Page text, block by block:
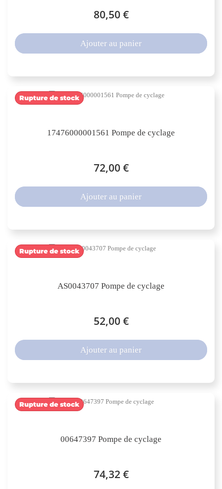
80,50 €
Ajouter au panier
17476000001561 Pompe de cyclage
72,00 €
Rupture de stock
Ajouter au panier
AS0043707 Pompe de cyclage
52,00 €
Rupture de stock
Ajouter au panier
00647397 Pompe de cyclage
74,32 €
Rupture de stock